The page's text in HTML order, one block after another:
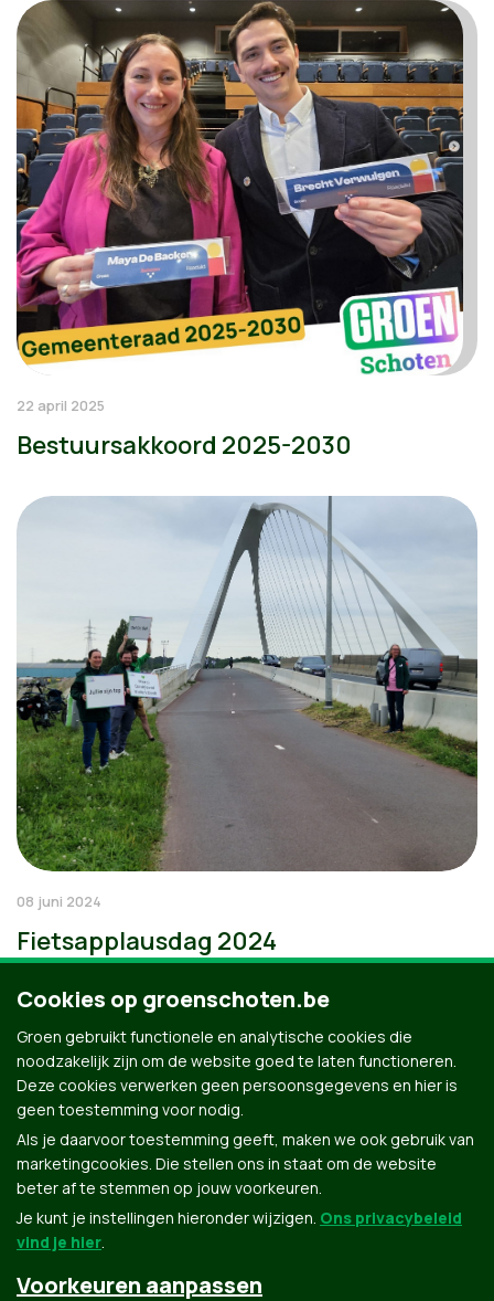
22 april 2025
Bestuursakkoord 2025-2030
08 juni 2024
Fietsapplausdag 2024
Cookies op groenschoten.be
Groen gebruikt functionele en analytische cookies die
noodzakelijk zijn om de website goed te laten functioneren.
Deze cookies verwerken geen persoonsgegevens en hier is
geen toestemming voor nodig.
Als je daarvoor toestemming geeft, maken we ook gebruik van
marketingcookies. Die stellen ons in staat om de website
beter af te stemmen op jouw voorkeuren.
Je kunt je instellingen hieronder wijzigen. Ons privacybeleid
vind je hier.
Voorkeuren aanpassen